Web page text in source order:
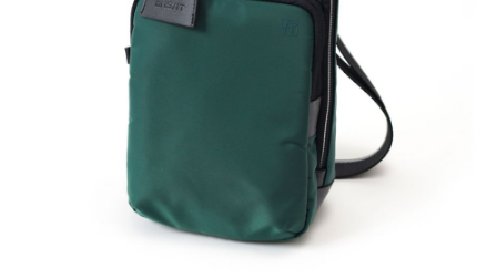
クロ
カートに追加
グリーン
カートに追加